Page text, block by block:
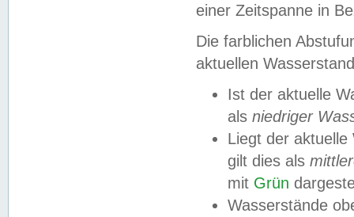
einer Zeitspanne in
Die farblichen
aktuellen
Ist der aktuelle
als niedriger
Liegt der
gilt dies als
mit Grün
Wasserstände